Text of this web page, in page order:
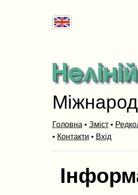
Головна • Зміст•
• Контакти • Вхід